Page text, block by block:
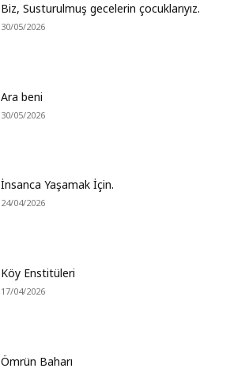
Biz, Susturulmuş gecelerin çocuklarıyız.
30/05/2026
Ara beni
30/05/2026
İnsanca Yaşamak İçin.
24/04/2026
Köy Enstitüleri
17/04/2026
Ömrün Baharı